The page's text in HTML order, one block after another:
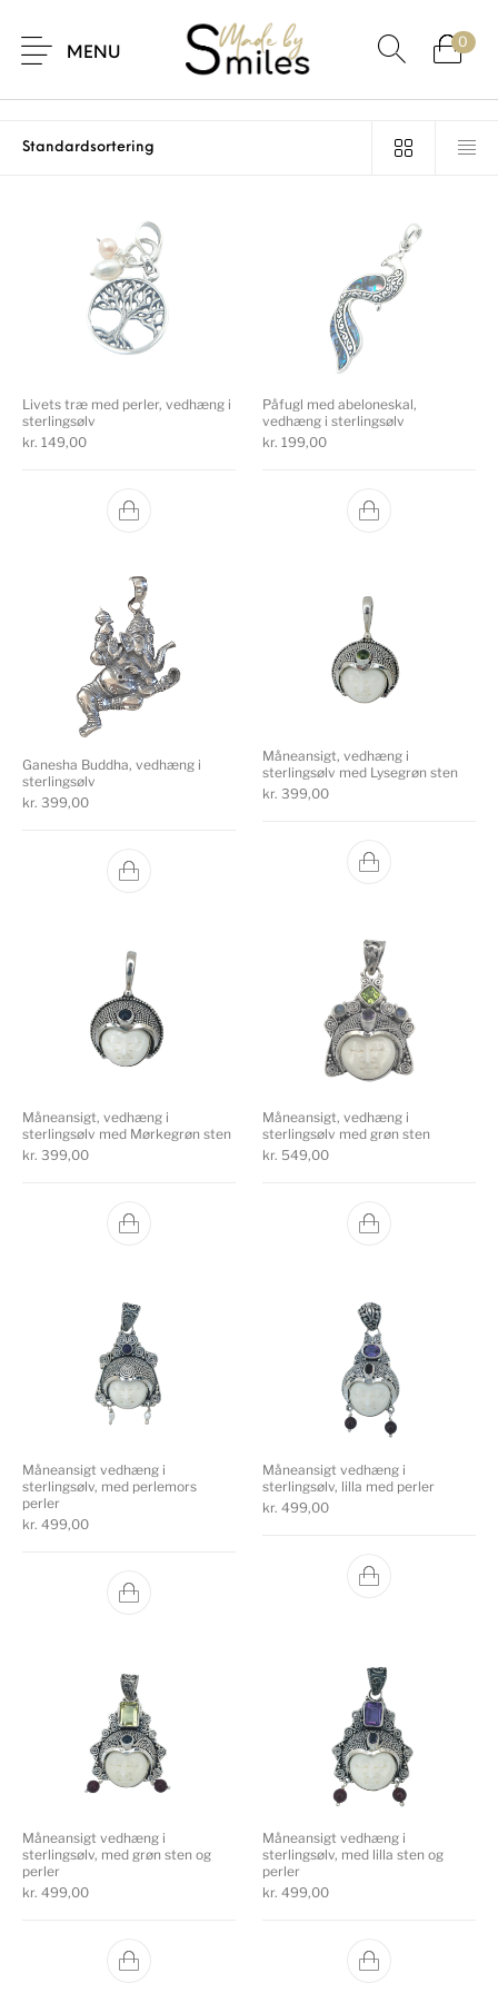
MENU
0
Forside
Livets træ med perler, vedhæng i
sterlingsølv
kr. 149,00
Påfugl med abeloneskal,
vedhæng i sterlingsølv
kr. 199,00
Ganesha Buddha, vedhæng i
sterlingsølv
kr. 399,00
Måneansigt, vedhæng i
sterlingsølv med Lysegrøn sten
kr. 399,00
Måneansigt, vedhæng i
sterlingsølv med Mørkegrøn sten
kr. 399,00
Måneansigt, vedhæng i
sterlingsølv med grøn sten
kr. 549,00
Måneansigt vedhæng i
sterlingsølv, med perlemors
perler
kr. 499,00
Måneansigt vedhæng i
sterlingsølv, lilla med perler
kr. 499,00
Måneansigt vedhæng i
sterlingsølv, med grøn sten og
perler
kr. 499,00
Måneansigt vedhæng i
sterlingsølv, med lilla sten og
perler
kr. 499,00